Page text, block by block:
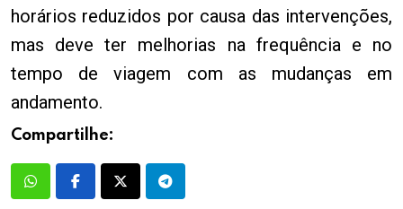
horários reduzidos por causa das intervenções,
mas deve ter melhorias na frequência e no
tempo de viagem com as mudanças em
andamento.
Compartilhe: